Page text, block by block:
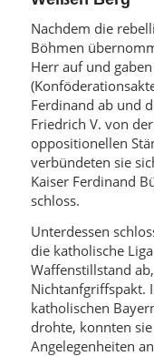
Nachdem die
Böhmen
Herr auf und
Ferdinand ab und
Friedrich V. von
oppositionellen
verbündeten sie
Kaiser Ferdinand
schloss.
Unterdessen
die katholische
Waffenstillstand
Nichtanfgriffspakt.
katholischen
drohte, konnten
Angelegenheiten